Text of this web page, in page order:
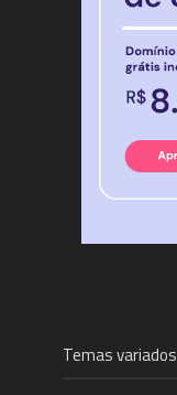
Temas variados